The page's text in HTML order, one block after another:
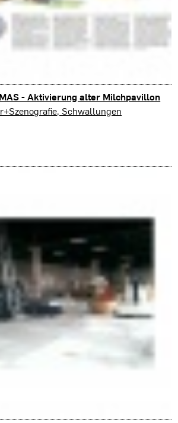
- Aktivierung alter Milchpavillon
Schwallungen